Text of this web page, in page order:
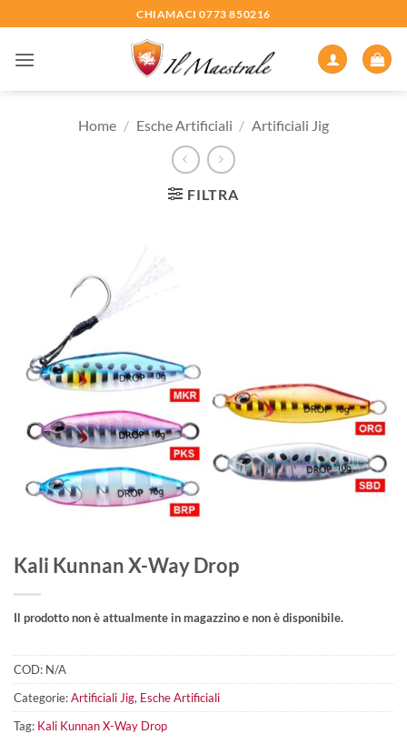
ai
contenuti
CHIAMACI 0773 850216
Home / Esche Artificiali / Artificiali Jig
FILTRA
Kali Kunnan X-Way Drop
Il prodotto non è attualmente in magazzino e non è disponibile.
COD: N/A
Categorie:Artificiali Jig, Esche Artificiali
Tag: Kali Kunnan X-Way Drop